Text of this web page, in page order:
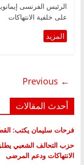
الرئيس الفرنسى
على خلفية الانتهاكات
← Previous
أحدث المقالات
فرحات سليمان يكتب:
حزب التحالف الشعبي
الانتهاكات ودعم المرضى